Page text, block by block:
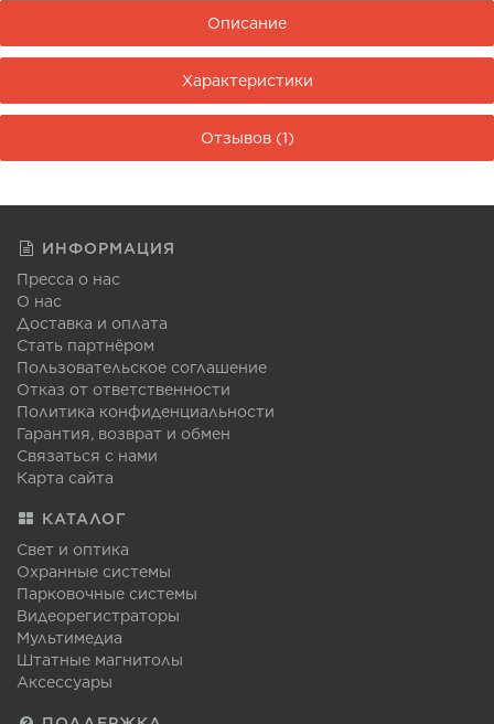
Описание
Характеристики
Отзывов (1)
ИНФОРМАЦИЯ
Пресса о нас
О нас
Доставка и оплата
Стать партнёром
Пользовательское соглашение
Отказ от ответственности
Политика конфиденциальности
Гарантия, возврат и обмен
Связаться с нами
Карта сайта
КАТАЛОГ
Свет и оптика
Охранные системы
Парковочные системы
Видеорегистраторы
Мультимедиа
Штатные магнитолы
Аксессуары